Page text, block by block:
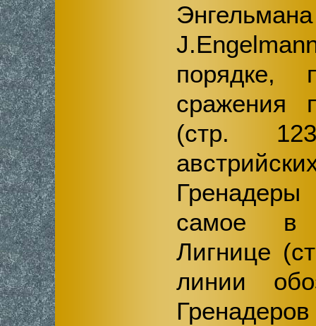
порядке,
сражения
(стр.
самое в
Лигнице
линии